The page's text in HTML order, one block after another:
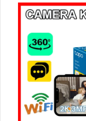
bảo vệ ngôi nhà
cao cấp, camera
dễ tiếp cận lý